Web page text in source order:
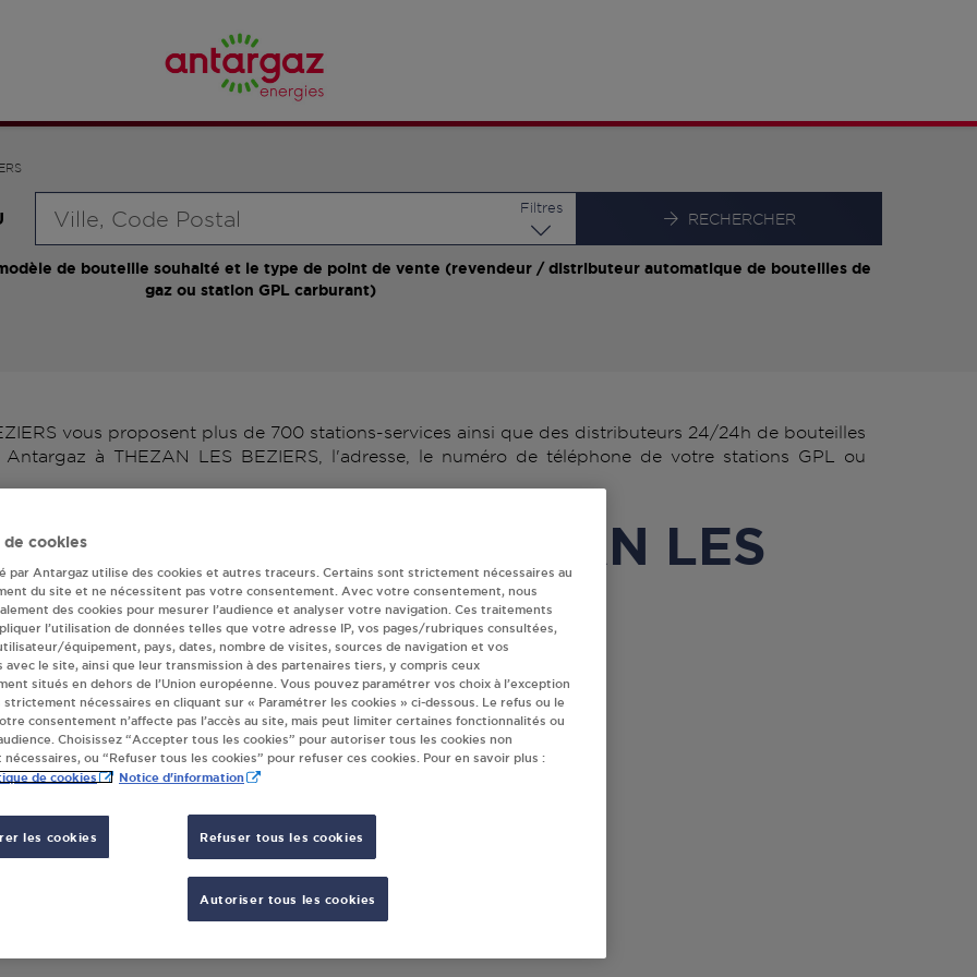
Filtres
RECHERCHER
de bouteille souhaité et le type de point de vente (revendeur / distributeur automatique de bouteilles de
gaz ou station GPL carburant)
vous proposent plus de 700 stations-services ainsi que des distributeurs 24/24h de bouteilles
à THEZAN LES BEZIERS, l'adresse, le numéro de téléphone de votre stations GPL ou
Antargaz à THEZAN LES
BEZIERS
U THEZAN LES BEZIERS
BARTHEZ BIS
RTE CARRIERRAS
THEZAN LES BEZIERS
de cookies
par Antargaz utilise des cookies et autres traceurs. Certains sont strictement nécessaires au
du site et ne nécessitent pas votre consentement. Avec votre consentement, nous
des cookies pour mesurer l’audience et analyser votre navigation. Ces traitements
l’utilisation de données telles que votre adresse IP, vos pages/rubriques consultées,
équipement, pays, dates, nombre de visites, sources de navigation et vos
avec le site, ainsi que leur transmission à des partenaires tiers, y compris ceux
situés en dehors de l’Union européenne. Vous pouvez paramétrer vos choix à l’exception
strictement nécessaires en cliquant sur « Paramétrer les cookies » ci-dessous. Le refus ou le
consentement n’affecte pas l’accès au site, mais peut limiter certaines fonctionnalités ou
Choisissez “Accepter tous les cookies” pour autoriser tous les cookies non
ou “Refuser tous les cookies” pour refuser ces cookies. Pour en savoir plus :
de cookies Notice d'information
les cookies Refuser tous les cookies
Autoriser tous les cookies